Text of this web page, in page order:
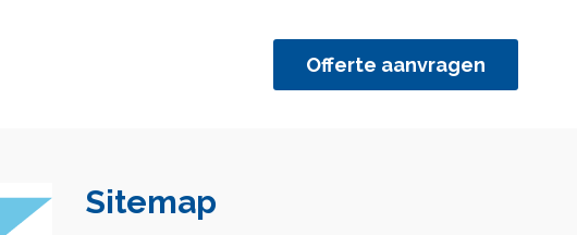
Offerte aanvragen
Sitemap